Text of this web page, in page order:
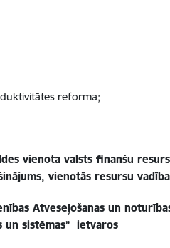
reforma;
vienota valsts finanšu
vienotās resursu
Atveseļošanas un
un sistēmas” ietvaros